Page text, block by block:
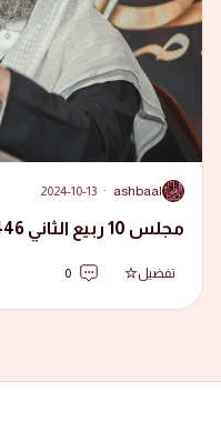
A
ashbaal
·
2024-10-13
مجلس 10 ربيع الثاني 1446 هجرية
تفضيل 0